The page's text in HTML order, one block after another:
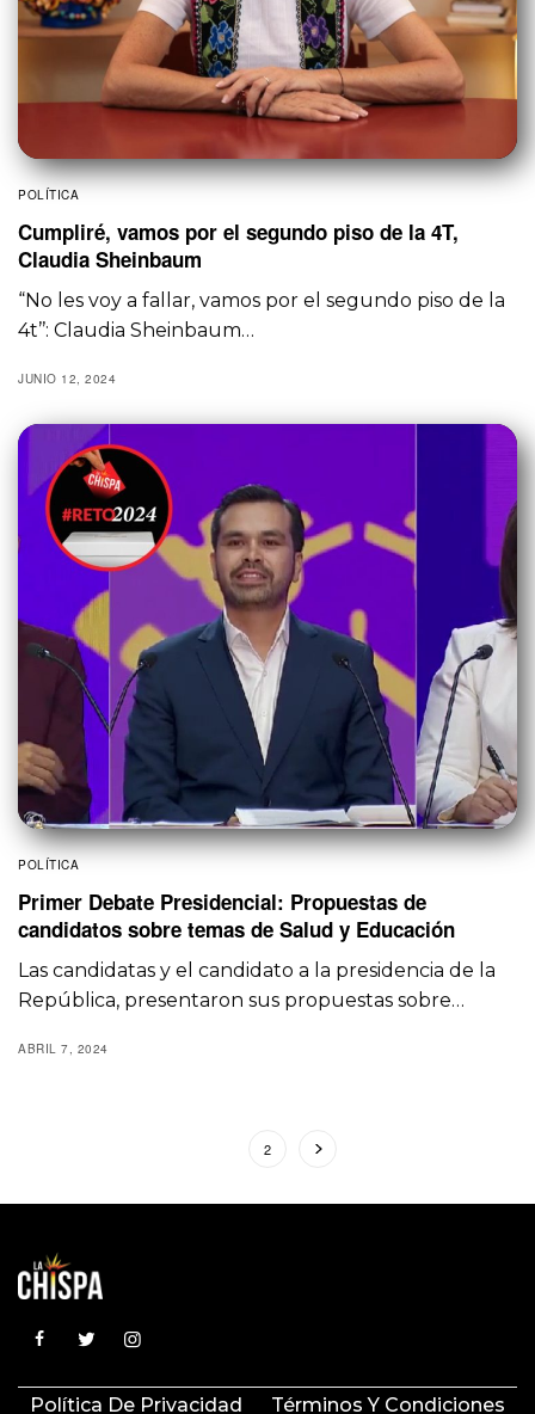
POLÍTICA
Cumpliré, vamos por el segundo piso de la 4T,
Claudia Sheinbaum
“No les voy a fallar, vamos por el segundo piso de la
4t’’: Claudia Sheinbaum…
JUNIO 12, 2024
POLÍTICA
Primer Debate Presidencial: Propuestas de
candidatos sobre temas de Salud y Educación
Las candidatas y el candidato a la presidencia de la
República, presentaron sus propuestas sobre…
ABRIL 7, 2024
2
Política De Privacidad Términos Y Condiciones